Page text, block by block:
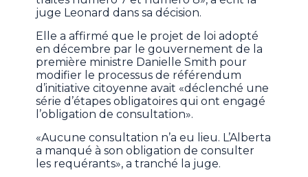
juge Leonard dans sa décision.
Elle a affirmé que le projet de loi adopté
en décembre par le gouvernement de la
première ministre Danielle Smith pour
modifier le processus de référendum
d’initiative citoyenne avait «déclenché une
série d’étapes obligatoires qui ont engagé
l’obligation de consultation».
«Aucune consultation n’a eu lieu. L’Alberta
a manqué à son obligation de consulter
les requérants», a tranché la juge.